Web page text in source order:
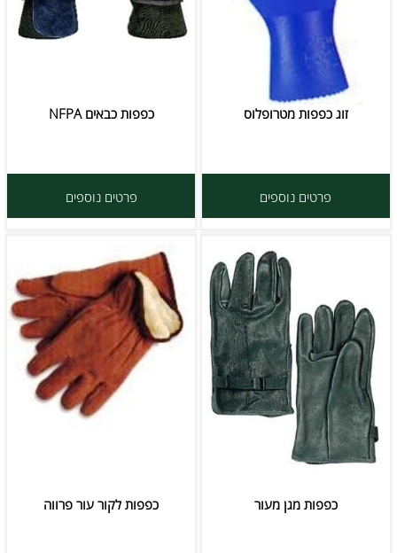
זוג כפפות מטרופלוס
פרטים נוספים
כפפות כבאים NFPA
פרטים נוספים
כפפות מגן מעור כפפות לקור עור פרווה